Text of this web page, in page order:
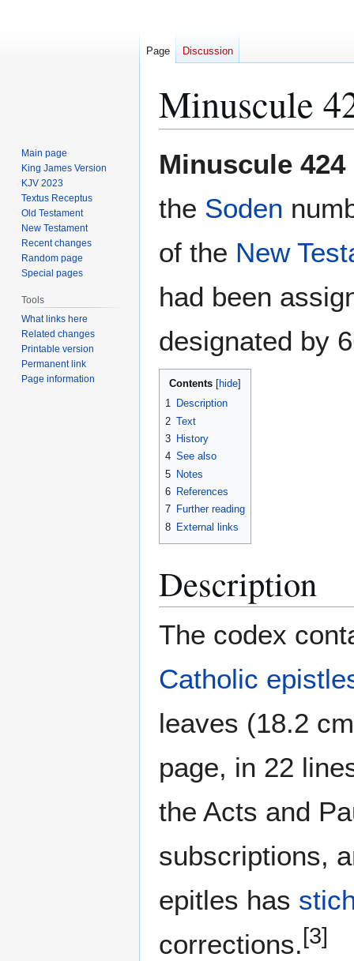
Minuscule
toto
Minuscule 424
the Soden
of the New
had been
designated by
Contents
1 Description
2 Text
3 History
4 See also
5 Notes
6 References
7 Further reading
8 External links
Description
The codex
Catholic
leaves (18.2
page, in 22
the Acts and
subscriptions,
epitles has
corrections. [3]
Page Discussion
Main page
King James Version
KJV 2023
Textus Receptus
Old Testament
New Testament
Recent changes
Random page
Special pages
Tools
What links here
Related changes
Printable version
Permanent link
Page information